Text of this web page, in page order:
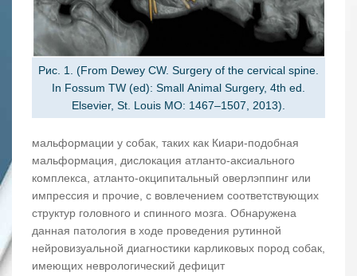
Рис. 1. (From Dewey CW. Surgery of the cervical spine.
In Fossum TW (ed): Small Animal Surgery, 4th ed.
Elsevier, St. Louis MO: 1467–1507, 2013).
мальформации у собак, таких как Киари-подобная
мальформация, дислокация атланто-аксиального
комплекса, атланто-окципитальный оверлэппинг или
импрессия и прочие, с вовлечением соответствующих
структур головного и спинного мозга. Обнаружена
данная патология в ходе проведения рутинной
нейровизуальной диагностики карликовых пород собак,
имеющих неврологический дефицит